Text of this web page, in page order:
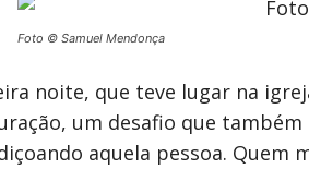
Foto © Samuel Mendonça
noite, que teve lugar na
um desafio que
aquela pessoa. Quem